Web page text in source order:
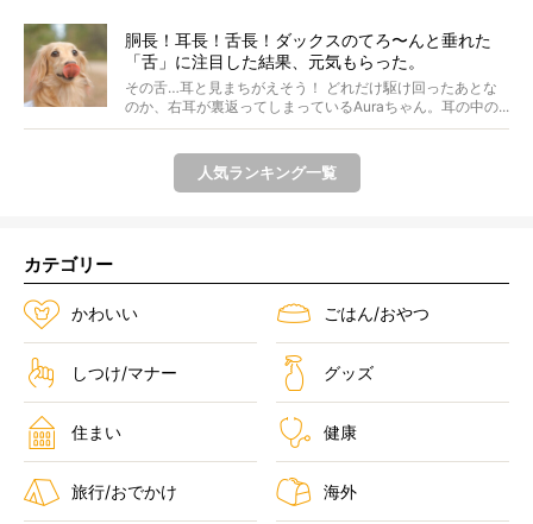
胴長！耳長！舌長！ダックスのてろ〜んと垂れた
「舌」に注目した結果、元気もらった。
その舌…耳と見まちがえそう！ どれだけ駆け回ったあとな
のか、右耳が裏返ってしまっているAuraちゃん。耳の中の...
人気ランキング一覧
カテゴリー
かわいい ごはん/おやつ
しつけ/マナー グッズ
住まい 健康
旅行/おでかけ 海外